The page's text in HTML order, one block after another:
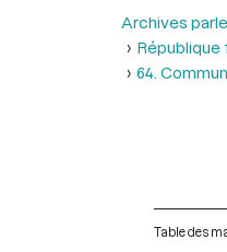
Archives
République
64.
Table des